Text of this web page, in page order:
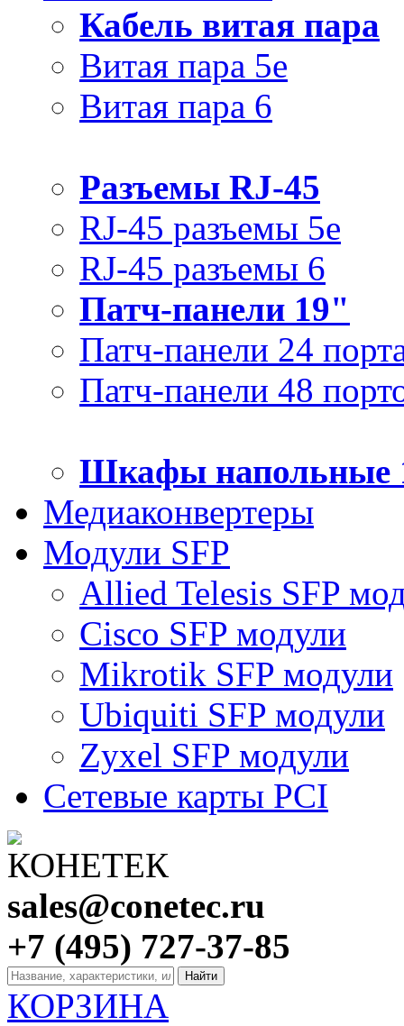
Кабель витая пара
Витая пара 5e
Витая пара 6
Разъемы RJ-45
RJ-45 разъемы 5e
RJ-45 разъемы 6
Патч-панели 19"
Патч-панели 24
Патч-панели 48
Шкафы напольные
Медиаконвертеры
Модули SFP
Allied Telesis SFP
Cisco SFP модули
Mikrotik SFP модули
Ubiquiti SFP модули
Zyxel SFP модули
Сетевые карты PCI
sales@conetec.ru
+7 (495) 727-37-85
КОРЗИНА